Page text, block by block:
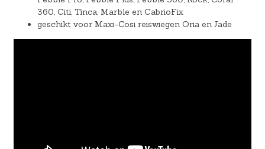
360, Citi, Tinca, Marble en CabrioFix
geschikt voor Maxi-Cosi reiswiegen Oria en Jade